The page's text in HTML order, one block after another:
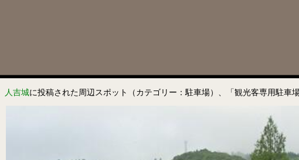
人吉城に投稿された周辺スポット（カテゴリー：駐車場）、「観光客専用駐車